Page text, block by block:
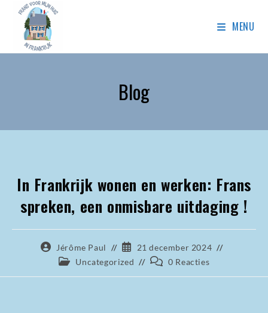
MENU
Blog
In Frankrijk wonen en werken: Frans
spreken, een onmisbare uitdaging !
Jérôme Paul
21 december 2024
Uncategorized
0 Reacties